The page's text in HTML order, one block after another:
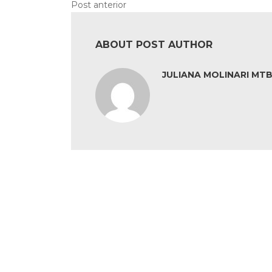
Post anterior
ABOUT POST AUTHOR
JULIANA MOLINARI